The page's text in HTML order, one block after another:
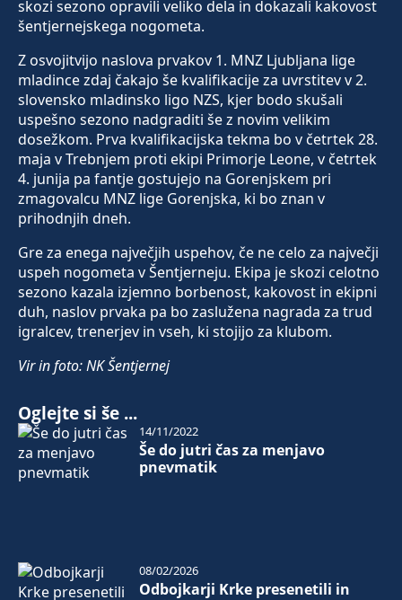
skozi sezono opravili veliko dela in dokazali kakovost
šentjernejskega nogometa.
Z osvojitvijo naslova prvakov 1. MNZ Ljubljana lige
mladince zdaj čakajo še kvalifikacije za uvrstitev v 2.
slovensko mladinsko ligo NZS, kjer bodo skušali
uspešno sezono nadgraditi še z novim velikim
dosežkom. Prva kvalifikacijska tekma bo v četrtek 28.
maja v Trebnjem proti ekipi Primorje Leone, v četrtek
4. junija pa fantje gostujejo na Gorenjskem pri
zmagovalcu MNZ lige Gorenjska, ki bo znan v
prihodnjih dneh.
Gre za enega največjih uspehov, če ne celo za največji
uspeh nogometa v Šentjerneju. Ekipa je skozi celotno
sezono kazala izjemno borbenost, kakovost in ekipni
duh, naslov prvaka pa bo zaslužena nagrada za trud
igralcev, trenerjev in vseh, ki stojijo za klubom.
Vir in foto: NK Šentjernej
Oglejte si še ...
Še do jutri čas za menjavo
pnevmatik
14/11/2022
Odbojkarji Krke presenetili in
08/02/2026